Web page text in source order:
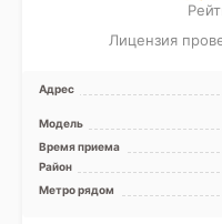
Лицензия
Адрес
Модель
Время приема
Район
Метро рядом